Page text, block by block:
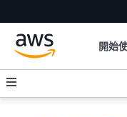
開始